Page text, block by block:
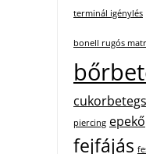
terminál igénylés
bonell rugós
piercing epekő
fejfájás